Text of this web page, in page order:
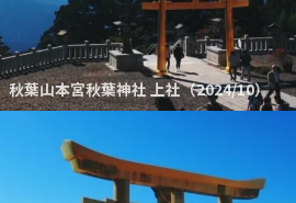
秋葉山本宮秋葉神社 上社（2024/10）